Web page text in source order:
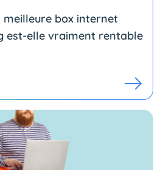
meilleure box internet
est-elle vraiment rentable